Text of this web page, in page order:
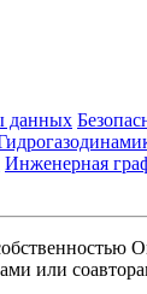
данных
Инженерная
или